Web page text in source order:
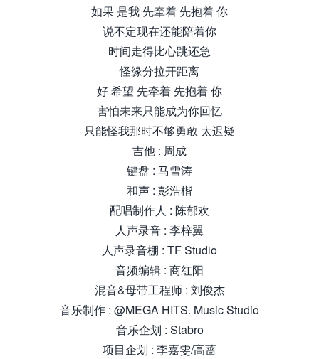
如果 是我 先牵着 先抱着 你
说不定现在还能陪着你
时间走得比心跳还急
怪缘分拉开距离
好 希望 先牵着 先抱着 你
害怕未来只能成为你回忆
只能怪我那时不够勇敢 太迟疑
吉他 : 周成
键盘 : 马雪涛
和声 : 彭浩楷
配唱制作人 : 陈郁欢
人声录音 : 李梓翼
人声录音棚 : TF Studio
音频编辑 : 商红阳
混音&母带工程师 : 刘俊杰
音乐制作 : @MEGA HITS. Music Studio
音乐企划 : Stabro
项目企划 : 李嘉雯/高蔷